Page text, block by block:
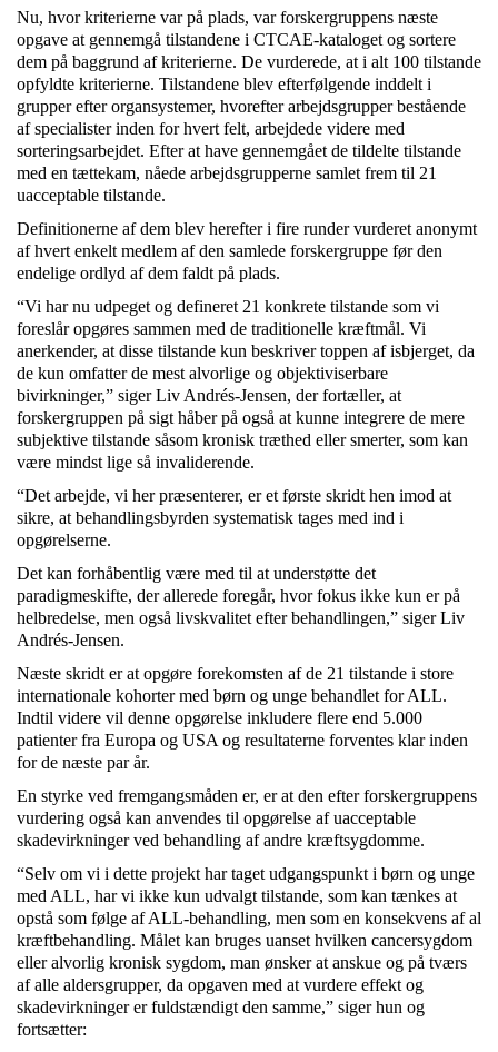
Nu, hvor kriterierne var på plads, var forskergruppens næste
opgave at gennemgå tilstandene i CTCAE-kataloget og sortere
dem på baggrund af kriterierne. De vurderede, at i alt 100 tilstande
opfyldte kriterierne. Tilstandene blev efterfølgende inddelt i
grupper efter organsystemer, hvorefter arbejdsgrupper bestående
af specialister inden for hvert felt, arbejdede videre med
sorteringsarbejdet. Efter at have gennemgået de tildelte tilstande
med en tættekam, nåede arbejdsgrupperne samlet frem til 21
uacceptable tilstande.
Definitionerne af dem blev herefter i fire runder vurderet anonymt
af hvert enkelt medlem af den samlede forskergruppe før den
endelige ordlyd af dem faldt på plads.
“Vi har nu udpeget og defineret 21 konkrete tilstande som vi
foreslår opgøres sammen med de traditionelle kræftmål. Vi
anerkender, at disse tilstande kun beskriver toppen af isbjerget, da
de kun omfatter de mest alvorlige og objektiviserbare
bivirkninger,” siger Liv Andrés-Jensen, der fortæller, at
forskergruppen på sigt håber på også at kunne integrere de mere
subjektive tilstande såsom kronisk træthed eller smerter, som kan
være mindst lige så invaliderende.
“Det arbejde, vi her præsenterer, er et første skridt hen imod at
sikre, at behandlingsbyrden systematisk tages med ind i
opgørelserne.
Det kan forhåbentlig være med til at understøtte det
paradigmeskifte, der allerede foregår, hvor fokus ikke kun er på
helbredelse, men også livskvalitet efter behandlingen,” siger Liv
Andrés-Jensen.
Næste skridt er at opgøre forekomsten af de 21 tilstande i store
internationale kohorter med børn og unge behandlet for ALL.
Indtil videre vil denne opgørelse inkludere flere end 5.000
patienter fra Europa og USA og resultaterne forventes klar inden
for de næste par år.
En styrke ved fremgangsmåden er, er at den efter forskergruppens
vurdering også kan anvendes til opgørelse af uacceptable
skadevirkninger ved behandling af andre kræftsygdomme.
“Selv om vi i dette projekt har taget udgangspunkt i børn og unge
med ALL, har vi ikke kun udvalgt tilstande, som kan tænkes at
opstå som følge af ALL-behandling, men som en konsekvens af al
kræftbehandling. Målet kan bruges uanset hvilken cancersygdom
eller alvorlig kronisk sygdom, man ønsker at anskue og på tværs
af alle aldersgrupper, da opgaven med at vurdere effekt og
skadevirkninger er fuldstændigt den samme,” siger hun og
fortsætter: